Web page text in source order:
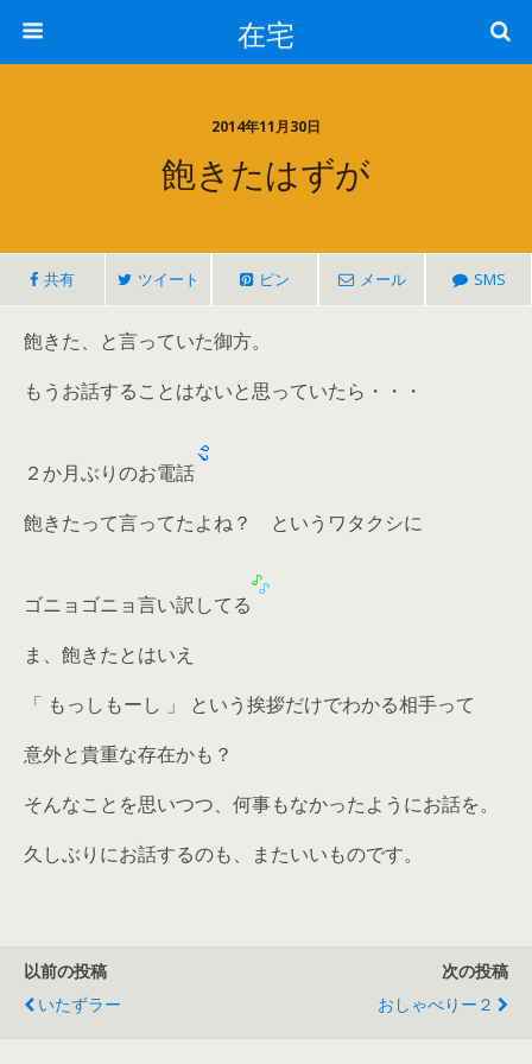
在宅
2014年11月30日
飽きたはずが
共有 ツイート ピン メール SMS
飽きた、と言っていた御方。
もうお話することはないと思っていたら・・・
２か月ぶりのお電話
飽きたって言ってたよね？ というワタクシに
ゴニョゴニョ言い訳してる
ま、飽きたとはいえ
「 もっしもーし 」 という挨拶だけでわかる相手って
意外と貴重な存在かも？
そんなことを思いつつ、何事もなかったようにお話を。
久しぶりにお話するのも、またいいものです。
以前の投稿
いたずラー
次の投稿
おしゃべりー２